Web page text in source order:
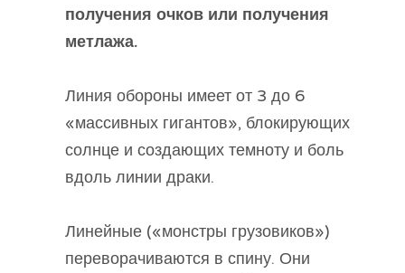
получения очков или получения
метлажа.
Линия обороны имеет от 3 до 6
«массивных гигантов», блокирующих
солнце и создающих темноту и боль
вдоль линии драки.
Линейные («монстры грузовиков»)
переворачиваются в спину. Они